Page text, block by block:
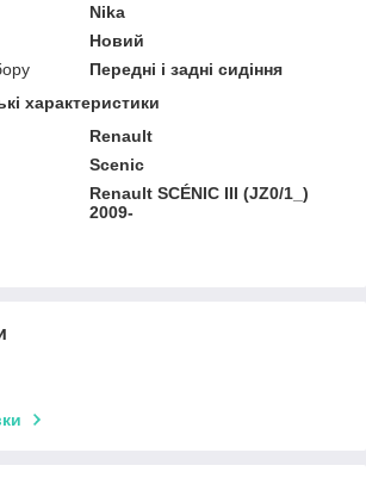
Nika
Новий
Передні і задні сидіння
характеристики
Renault
Scenic
Renault SCÉNIC III (JZ0/1_)
2009-